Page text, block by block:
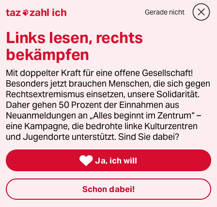
Kultur
Sport
Nord
Wahrheit
Themen
Iran-Krieg
taz zahl ich Gerade nicht
Links lesen, rechts
bekämpfen
Mit doppelter Kraft für eine offene Gesellschaft!
Besonders jetzt brauchen Menschen, die sich gegen
Rechtsextremismus einsetzen, unsere Solidarität.
Daher gehen 50 Prozent der Einnahmen aus
Neuanmeldungen an „Alles beginnt im Zentrum“ –
eine Kampagne, die bedrohte linke Kulturzentren
und Jugendorte unterstützt. Sind Sie dabei?
 Ja, ich will
Schon dabei!